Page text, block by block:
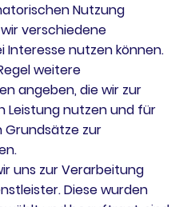
Nutzung
verschiedene
Interesse nutzen können.
weitere
angeben, die wir zur
Leistung nutzen und für
Grundsätze zur
uns zur Verarbeitung
Diese wurden